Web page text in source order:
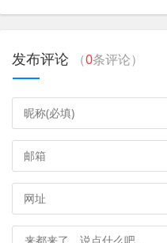
发布评论 （0条评论）